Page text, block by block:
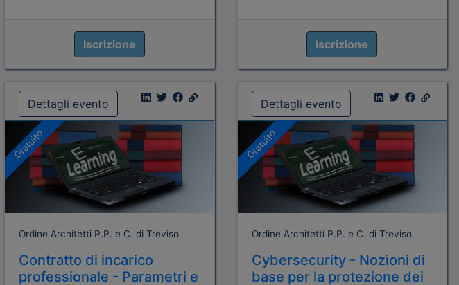
Iscrizione Iscrizione
Dettagli evento
Gratuito
Ordine Architetti P.P. e C. di Treviso
Contratto di incarico
professionale - Parametri e
Dettagli evento
Gratuito
Ordine Architetti P.P. e C. di Treviso
Cybersecurity - Nozioni di
base per la protezione dei